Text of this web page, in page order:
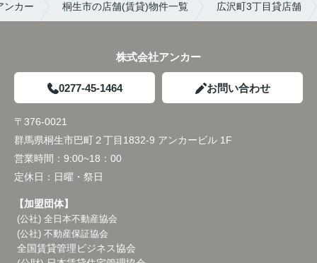
ンカー 桐生市の店舗(賃貸)物件一覧 広沢町3丁目貸店舗
株式会社アンカー
0277-45-1464 お問い合わせ
〒376-0021
群馬県桐生市巴町２丁目1832-9 アンカービル 1F
営業時間： 9:00~18：00
定休日： 日曜・祭日
【加盟団体】
(公社) 全日本不動産協会
(公社) 不動産保証協会
全国賃貸管理ビジネス協会